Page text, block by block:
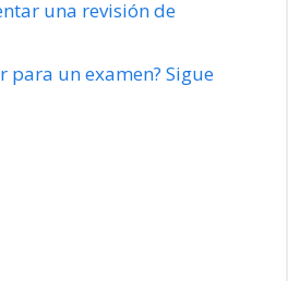
una revisión de
para un examen? Sigue